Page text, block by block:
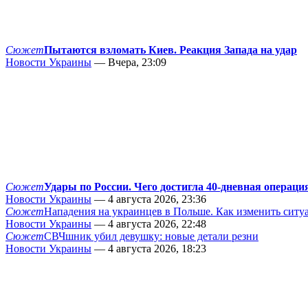
СюжетПытаются взломать Киев. Реакция Запада на удар
Новости Украины — Вчера, 23:09
СюжетУдары по России. Чего достигла 40-дневная
Новости Украины — 4 августа 2026, 23:36
СюжетНападения на украинцев в Польше. Как изменить
Новости Украины — 4 августа 2026, 22:48
СюжетСВЧшник убил девушку: новые детали резни
Новости Украины — 4 августа 2026, 18:23